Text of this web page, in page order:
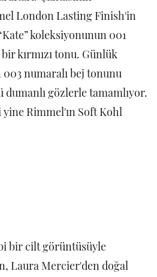
London Lasting Finish'in
koleksiyonunun 001
kırmızı tonu. Günlük
numaralı bej tonunu
gözlerle tamamlıyor.
Rimmel'ın Soft Kohl
bir cilt görüntüsüyle
Laura Mercier'den doğal